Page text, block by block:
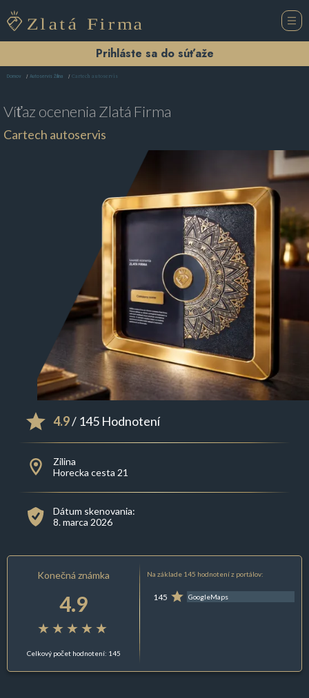
Prihláste sa do súťaže
Domov Autoservis Žilina Cartech autoservis
Víťaz ocenenia Zlatá Firma
Cartech autoservis
4.9/ 145 Hodnotení
Zilina
Horecka cesta 21
Dátum skenovania:
8. marca 2026
Konečná známka
4.9
Celkový počet hodnotení: 145
Na základe 145 hodnotení z portálov:
145 GoogleMaps